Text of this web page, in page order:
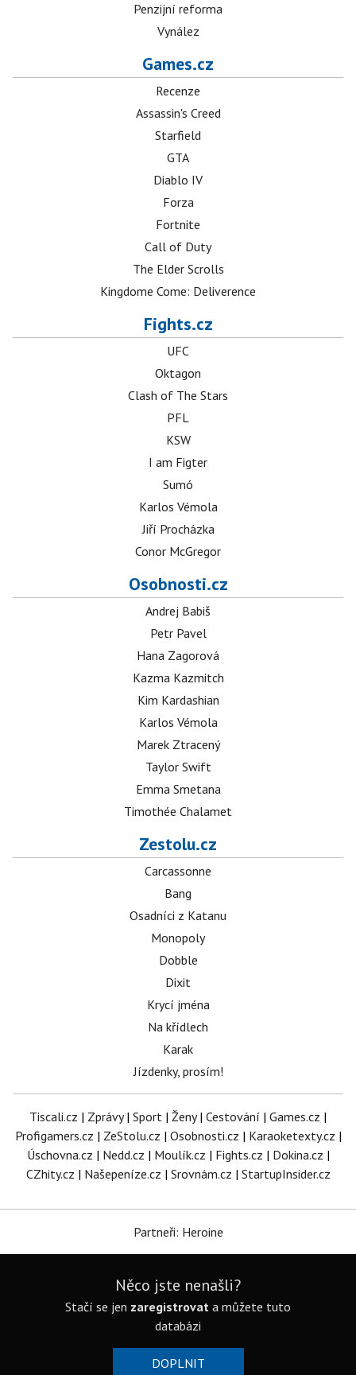
Penzijní reforma
Vynález
Games.cz
Recenze
Assassin's Creed
Starfield
GTA
Diablo IV
Forza
Fortnite
Call of Duty
The Elder Scrolls
Kingdome Come: Deliverence
Fights.cz
UFC
Oktagon
Clash of The Stars
PFL
KSW
I am Figter
Sumó
Karlos Vémola
Jiří Procházka
Conor McGregor
Osobnosti.cz
Andrej Babiš
Petr Pavel
Hana Zagorová
Kazma Kazmitch
Kim Kardashian
Karlos Vémola
Marek Ztracený
Taylor Swift
Emma Smetana
Timothée Chalamet
Zestolu.cz
Carcassonne
Bang
Osadníci z Katanu
Monopoly
Dobble
Dixit
Krycí jména
Na křídlech
Karak
Jízdenky, prosím!
Tiscali.cz | Zprávy| Sport | Ženy| Cestování | Games.cz |
Profigamers.cz | ZeStolu.cz | Osobnosti.cz | Karaoketexty.cz |
Úschovna.cz | Nedd.cz | Moulík.cz | Fights.cz | Dokina.cz |
CZhity.cz | Našepeníze.cz | Srovnám.cz | StartupInsider.cz
Partneři: Heroine
Něco jste nenašli?
Stačí se jen zaregistrovat a můžete tuto
databázi
DOPLNIT